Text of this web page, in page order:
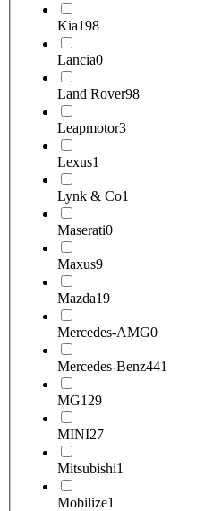
Kia198
Lancia0
Land Rover98
Leapmotor3
Lexus1
Lynk & Co1
Maserati0
Maxus9
Mazda19
Mercedes-AMG0
Mercedes-Benz441
MG129
MINI27
Mitsubishi1
Mobilize1